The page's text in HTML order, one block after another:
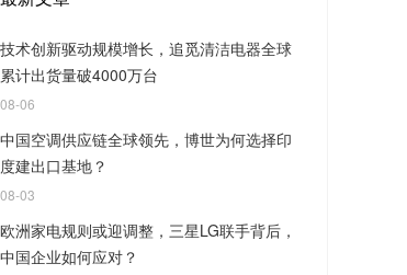
技术创新驱动规模增长，追觅清洁电器全球
累计出货量破4000万台
08-06
中国空调供应链全球领先，博世为何选择印
度建出口基地？
08-03
欧洲家电规则或迎调整，三星LG联手背后，
中国企业如何应对？